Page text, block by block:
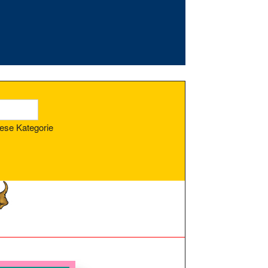
Kategorie